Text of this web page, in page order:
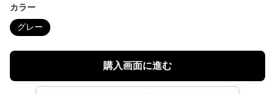
カラー
グレー
購入画面に進む